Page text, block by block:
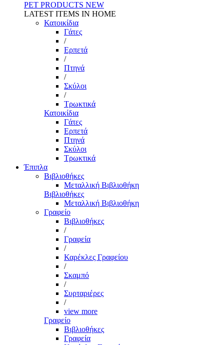
PET PRODUCTS NEW
LATEST ITEMS IN HOME
Κατοικίδια
Γάτες
/
Ερπετά
/
Πτηνά
/
Σκύλοι
/
Τρωκτικά
Κατοικίδια
Γάτες
Ερπετά
Πτηνά
Σκύλοι
Τρωκτικά
Έπιπλα
Βιβλιοθήκες
Μεταλλική Βιβλιοθήκη
Βιβλιοθήκες
Μεταλλική Βιβλιοθήκη
Γραφείο
Βιβλιοθήκες
/
Γραφεία
/
Καρέκλες Γραφείου
/
Σκαμπό
/
Συρταριέρες
/
view more
Γραφείο
Βιβλιοθήκες
Γραφεία